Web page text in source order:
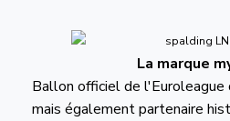
La marque
Ballon officiel de
mais également partenaire